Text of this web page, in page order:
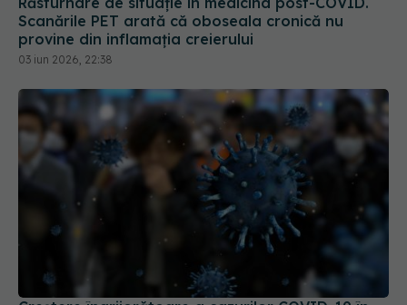
Scanările PET arată că oboseala cronică nu
provine din inflamația creierului
03 iun 2026, 22:38